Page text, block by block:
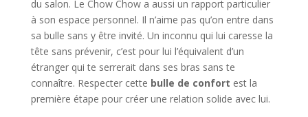
du salon. Le Chow Chow a aussi un rapport particulier
à son espace personnel. Il n’aime pas qu’on entre dans
sa bulle sans y être invité. Un inconnu qui lui caresse la
tête sans prévenir, c’est pour lui l’équivalent d’un
étranger qui te serrerait dans ses bras sans te
connaître. Respecter cette bulle de confort est la
première étape pour créer une relation solide avec lui.